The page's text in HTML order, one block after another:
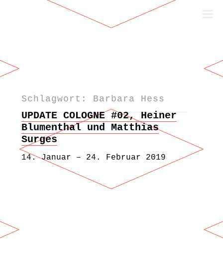
Zum Inhalt springen
Schlagwort: Barbara Hess
UPDATE COLOGNE #02, Heiner
Blumenthal und Matthias
Surges
14. Januar – 24. Februar 2019